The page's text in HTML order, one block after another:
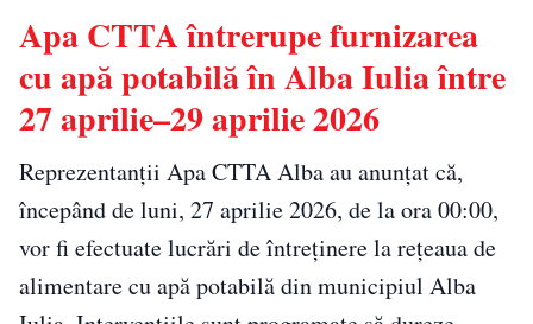
Apa CTTA întrerupe furnizarea
cu apă potabilă în Alba Iulia între
27 aprilie–29 aprilie 2026
Reprezentanții Apa CTTA Alba au anunțat că,
începând de luni, 27 aprilie 2026, de la ora 00:00,
vor fi efectuate lucrări de întreținere la rețeaua de
alimentare cu apă potabilă din municipiul Alba